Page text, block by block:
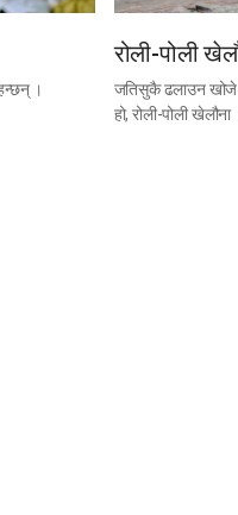
।
रोली-पोली
जतिसुकै ढलाउन खोजे
हो, रोली-पोली खेलौना